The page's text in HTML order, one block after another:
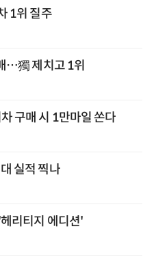
1위 질주
…獨 제치고 1위
구매 시 1만마일 쏜다
실적 찍나
리티지 에디션'